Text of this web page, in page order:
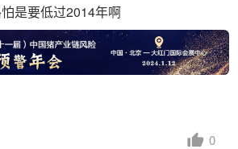
是要低过2014年啊
0